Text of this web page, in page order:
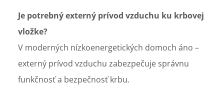
Je potrebný externý prívod vzduchu ku krbovej
vložke?
V moderných nízkoenergetických domoch áno –
externý prívod vzduchu zabezpečuje správnu
funkčnosť a bezpečnosť krbu.